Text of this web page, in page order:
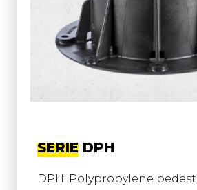
SERIE DPH
DPH: Polypropylene